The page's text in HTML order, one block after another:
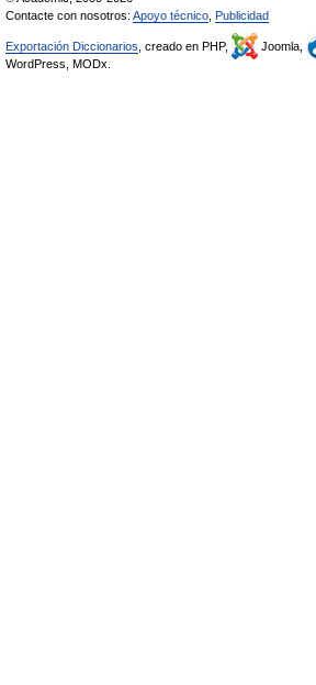
Contacte con nosotros: Apoyo técnico Publicidad
Exportación Diccionarios , creado en PHP, Joomla,
WordPress, MODx.